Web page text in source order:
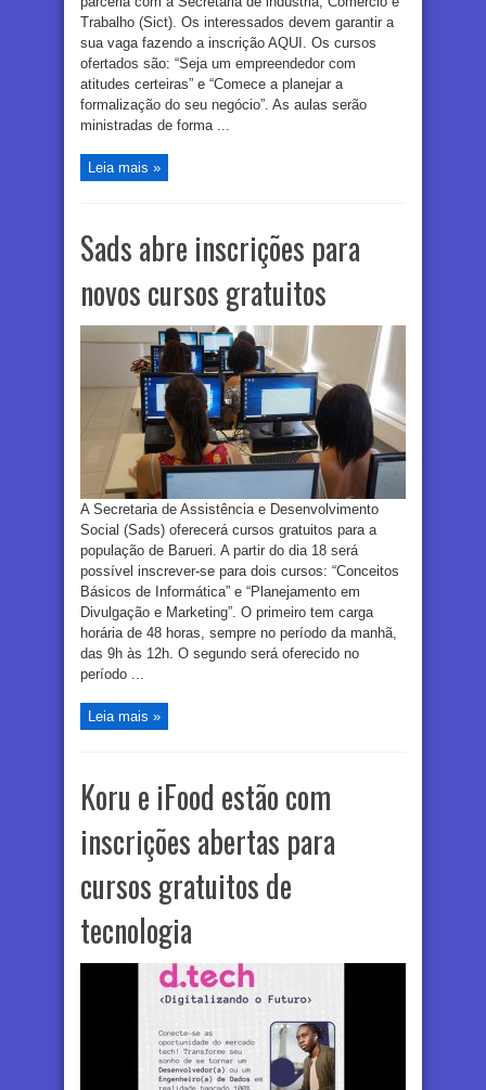
Trabalho (Sict). Os interessados devem garantir a
sua vaga fazendo a inscrição AQUI. Os cursos
ofertados são: “Seja um empreendedor com
atitudes certeiras” e “Comece a planejar a
formalização do seu negócio”. As aulas serão
ministradas de forma ...
Leia mais »
Sads abre inscrições para
novos cursos gratuitos
A Secretaria de Assistência e Desenvolvimento
Social (Sads) oferecerá cursos gratuitos para a
população de Barueri. A partir do dia 18 será
possível inscrever-se para dois cursos: “Conceitos
Básicos de Informática” e “Planejamento em
Divulgação e Marketing”. O primeiro tem carga
horária de 48 horas, sempre no período da manhã,
das 9h às 12h. O segundo será oferecido no
período ...
Leia mais »
Koru e iFood estão com
inscrições abertas para
cursos gratuitos de
tecnologia